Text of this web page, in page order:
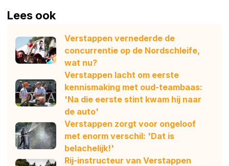
Lees ook
Verstappen vernederde de
concurrentie op de Nordschleife,
wat nu?
Verstappen lacht om eerste
kennismaking met oud-teambaas:
'Na die eerste stint kwam hij naar
de auto'
Verstappen zorgt voor ongeloof
met enorm verschil: 'Dat is
belachelijk!'
Rij-instructeur van Verstappen